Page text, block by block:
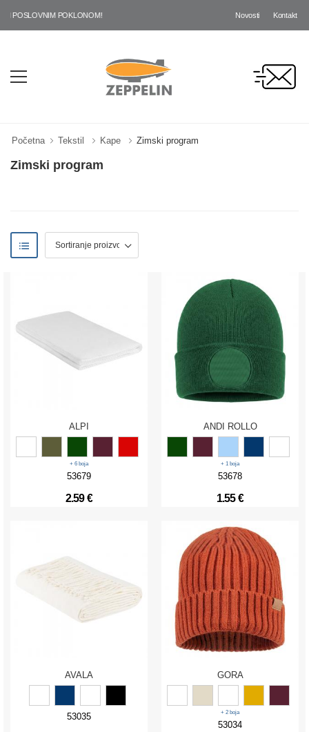
POKLONOM! Novosti Kontakt
Početna Tekstil Kape Zimski program
Zimski program
ALPI
+ 6 boja
53679
2.59 €
ANDI ROLLO
+ 1 boja
53678
1.55 €
AVALA
53035
GORA
+ 2 boja
53034